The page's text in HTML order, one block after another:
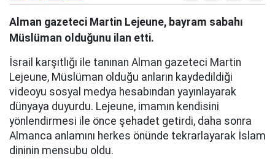
Alman gazeteci Martin Lejeune, bayram sabahı
Müslüman olduğunu ilan etti.
İsrail karşıtlığı ile tanınan Alman gazeteci Martin
Lejeune, Müslüman olduğu anların kaydedildiği
videoyu sosyal medya hesabından yayınlayarak
dünyaya duyurdu. Lejeune, imamın kendisini
yönlendirmesi ile önce şehadet getirdi, daha sonra
Almanca anlamını herkes önünde tekrarlayarak İslam
dininin mensubu oldu.